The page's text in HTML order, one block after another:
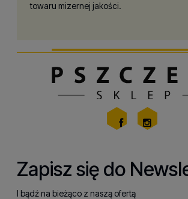
towaru mizernej jakości.
Zapisz się do
I bądź na bieżąco z naszą ofertą